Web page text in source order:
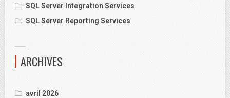
SQL Server Integration Services
SQL Server Reporting Services
ARCHIVES
avril 2026